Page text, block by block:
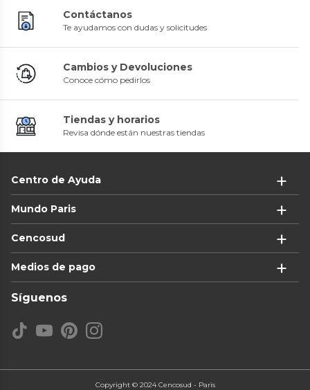
Contáctanos
Te ayudamos con dudas y solicitudes
Cambios y Devoluciones
Conoce cómo pedirlos
Tiendas y horarios
Revisa dónde están nuestras tiendas
Centro de Ayuda
Mundo Paris
Cencosud
Medios de pago
Síguenos
Copyright © 2024 Cencosud - Paris